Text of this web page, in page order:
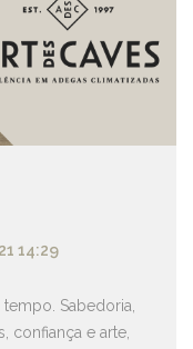
14:29
Sabedoria,
confiança e arte,